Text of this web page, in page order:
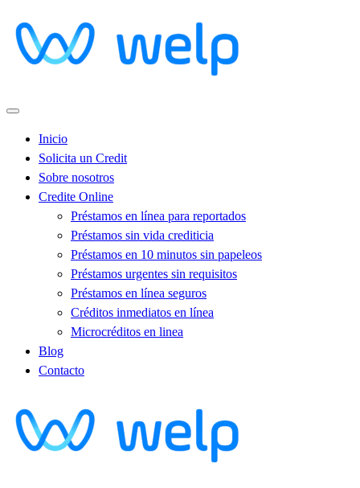
Inicio
Solicita un Credit
Sobre nosotros
Credite Online
Préstamos en línea para reportados
Préstamos sin vida crediticia
Préstamos en 10 minutos sin papeleos
Préstamos urgentes sin requisitos
Préstamos en línea seguros
Créditos inmediatos en línea
Microcréditos en linea
Blog
Contacto